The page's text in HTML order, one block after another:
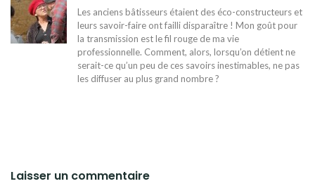
Les anciens bâtisseurs étaient des éco-constructeurs et
leurs savoir-faire ont failli disparaître ! Mon goût pour
la transmission est le fil rouge de ma vie
professionnelle. Comment, alors, lorsqu’on détient ne
serait-ce qu’un peu de ces savoirs inestimables, ne pas
les diffuser au plus grand nombre ?
Laisser un commentaire